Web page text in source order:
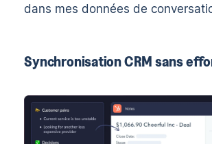
dans mes données de
Synchronisation CRM sans